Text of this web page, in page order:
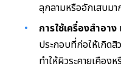
ลุกลามหรืออักเสบมา
การใช้เครื่องสำอาง
ประกอบที่ก่อให้เกิด
ทำให้ผิวระคายเคือง